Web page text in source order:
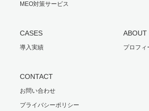
MEO対策サービス
CASES
導入実績
ABOUT
プロフィ
CONTACT
お問い合わせ
プライバシーポリシー